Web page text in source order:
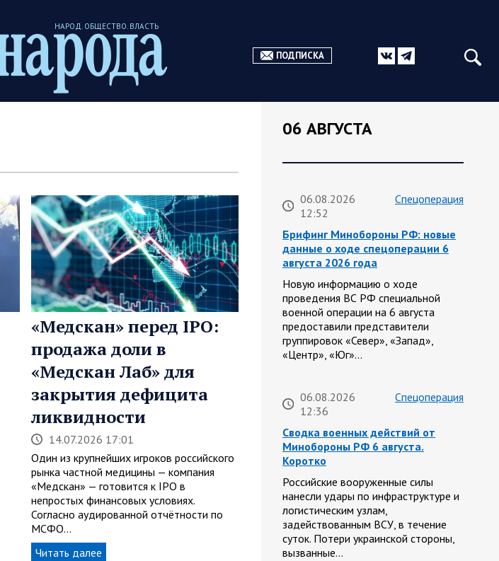
НАРОД. ОБЩЕСТВО. ВЛАСТЬ
ПОДПИСКА
«Медскан» перед IPO:
продажа доли в
«Медскан Лаб» для
закрытия дефицита
ликвидности
14.07.2026 17:01
Один из крупнейших игроков российского
рынка частной медицины — компания
«Медскан» — готовится к IPO в
непростых финансовых условиях.
Согласно аудированной отчётности по
МСФО…
Читать далее
06 АВГУСТА
06.08.2026
12:52
Спецоперация
Брифинг Минобороны РФ: новые
данные о ходе спецоперации 6
августа 2026 года
Новую информацию о ходе
проведения ВС РФ специальной
военной операции на 6 августа
предоставили представители
группировок «Север», «Запад»,
«Центр», «Юг»…
06.08.2026
12:36
Спецоперация
Сводка военных действий от
Минобороны РФ 6 августа.
Коротко
Российские вооруженные силы
нанесли удары по инфраструктуре и
логистическим узлам,
задействованным ВСУ, в течение
суток. Потери украинской стороны,
вызванные…